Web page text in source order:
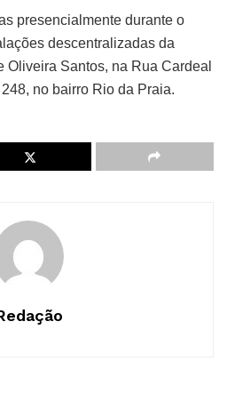
presencialmente durante o
descentralizadas da
Oliveira Santos, na Rua Cardeal
no bairro Rio da Praia.